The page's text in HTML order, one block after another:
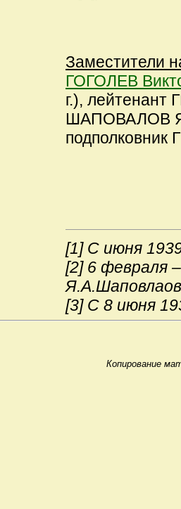
Заместители
ГОГОЛЕВ
г.), лейтенант
ШАПОВАЛОВ
подполковник
[1]С июня 1939
[2]6 февраля –
[3]С 8 июня
Копирование